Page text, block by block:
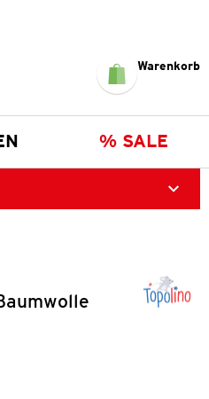
Warenkorb
% SALE